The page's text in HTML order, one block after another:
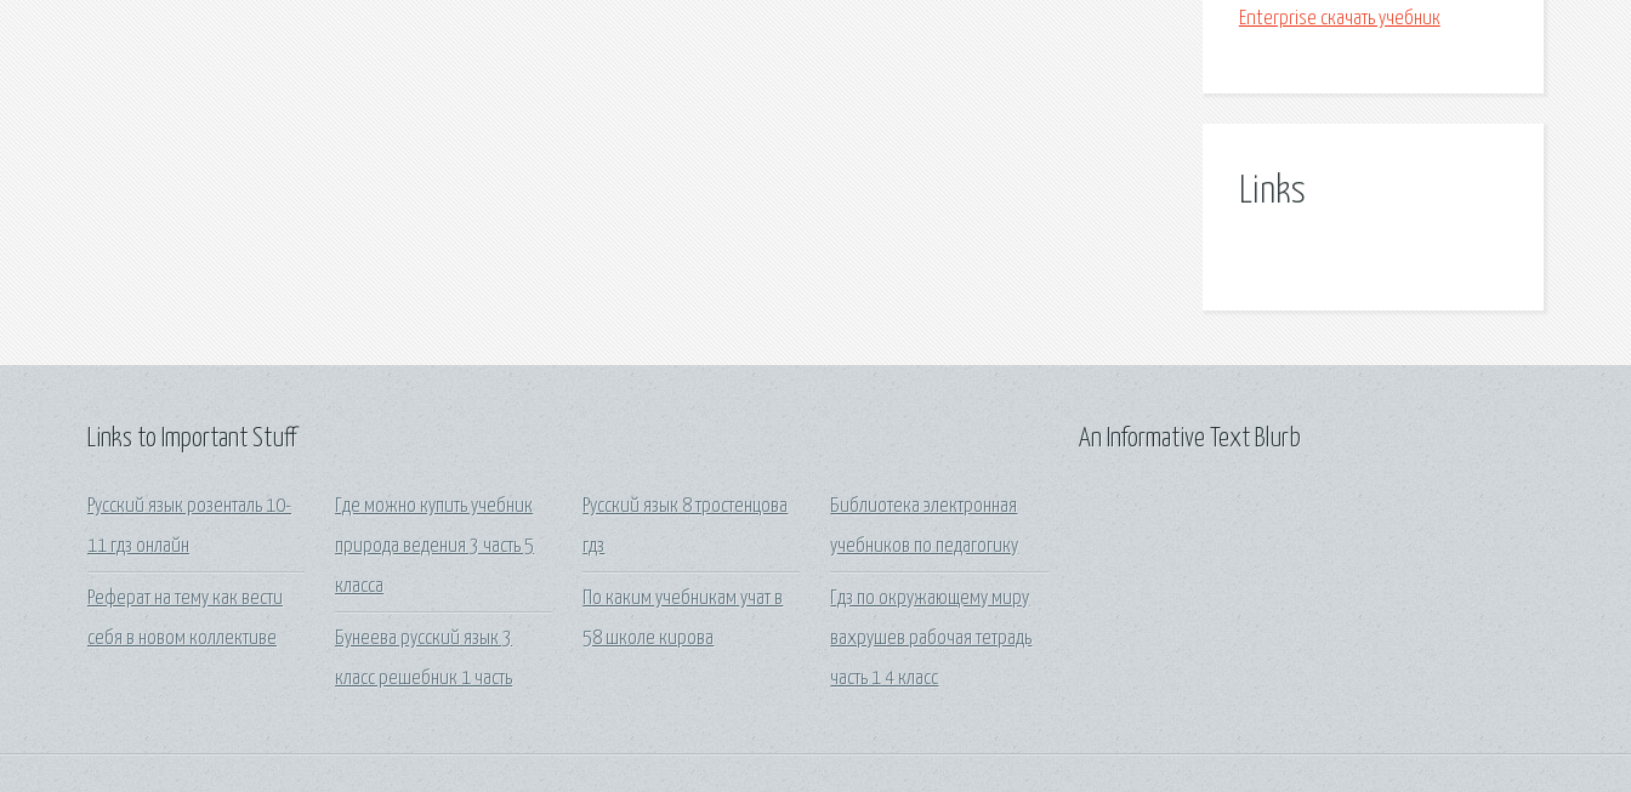
Enterprise скачать учебник
Links
Links to Important Stuff
Русский язык розенталь 10-
11 гдз онлайн
Реферат на тему как вести
себя в новом коллективе
Где можно купить учебник
природа ведения 3 часть 5
класса
Бунеева русский язык 3
класс решебник 1 часть
Русский язык 8 тростенцова
гдз
По каким учебникам учат в
58 школе кирова
Библиотека электронная
учебников по педагогику
Гдз по окружающему миру
вахрушев рабочая тетрадь
часть 1 4 класс
An Informative Text Blurb